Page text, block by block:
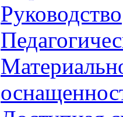
Руководство